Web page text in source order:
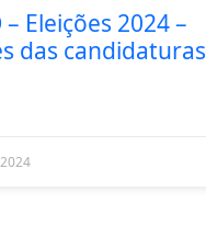
– Eleições 2024 –
das candidaturas